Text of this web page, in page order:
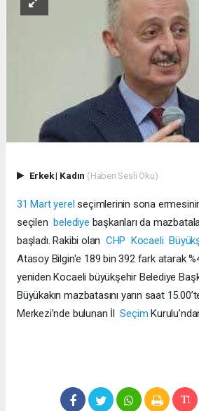
Erkek| Kadın (Haberi Sesli Oku)
31 Mart yerel seçimlerinin sona
seçilenbelediye başkanları da
başladı. Rakibi olan CHP Kocaeli
Atasoy Bilgin'e 189 bin 392 fark atarak
yeniden Kocaeli büyükşehir Belediye
Büyükakın mazbatasını yarın saat
Merkezi’nde bulunan İlSeçim